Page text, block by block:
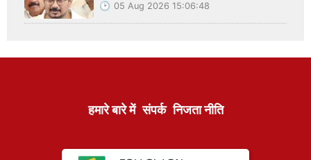
05 Aug 2026 15:06:48
हमारे बारे में संपर्क निजता नीति